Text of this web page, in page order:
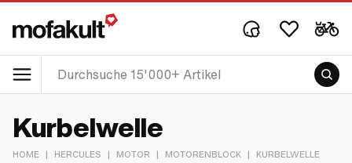
Kurbelwelle
HOME | HERCULES | MOTOR | MOTORENBLOCK | KURBELWELLE